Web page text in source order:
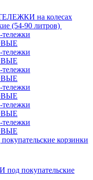
на колесах
(54-90 литров)
корзинки
покупательские